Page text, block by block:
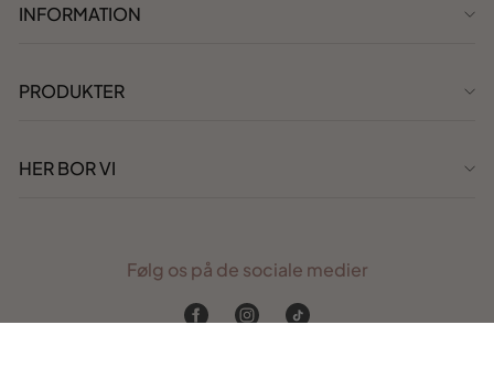
INFORMATION
PRODUKTER
HER BOR VI
Følg os på de sociale medier
FacebookInstagramTikTok